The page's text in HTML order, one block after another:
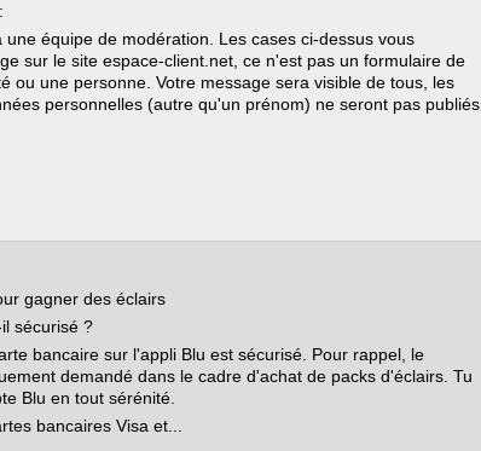
équipe de modération. Les cases ci-dessus vous
sur le site espace-client.net, ce n'est pas un formulaire de
ou une personne. Votre message sera visible de tous, les
personnelles (autre qu'un prénom) ne seront pas publiés.
gagner des éclairs
sécurisé ?
bancaire sur l'appli Blu est sécurisé. Pour rappel, le
demandé dans le cadre d'achat de packs d'éclairs. Tu
Blu en tout sérénité.
bancaires Visa et...